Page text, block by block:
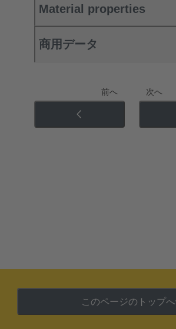
Material properties
商用データ
前へ 次へ
このページのトップへ